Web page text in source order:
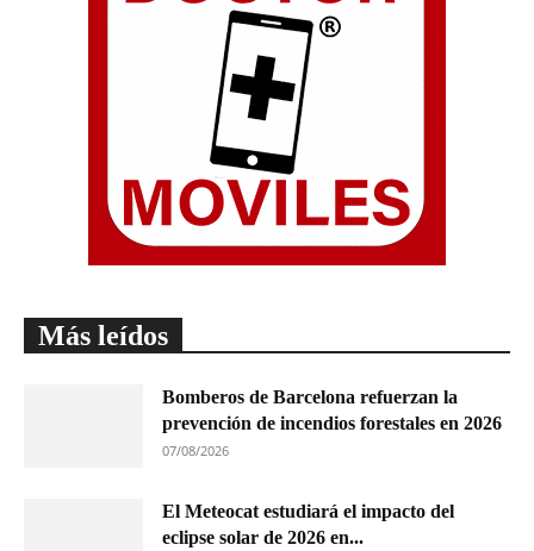
Más leídos
Bomberos de Barcelona refuerzan la
prevención de incendios forestales en 2026
07/08/2026
El Meteocat estudiará el impacto del
eclipse solar de 2026 en...